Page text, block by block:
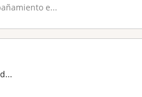
e...